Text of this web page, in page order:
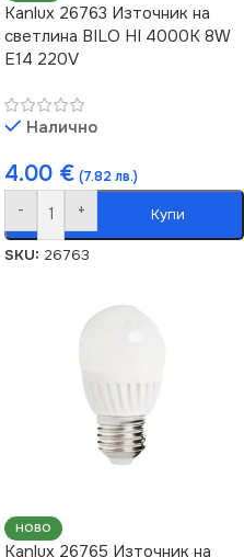
Kanlux 26763 Източник на
светлина BILO HI 4000K 8W
E14 220V
Налично
4.00 € (7.82 лв.)
- + Купи
SKU: 26763
НОВО
Kanlux 26765 Източник на